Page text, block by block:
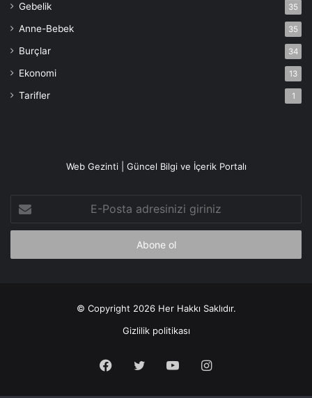
Gebelik 35
Anne-Bebek 35
Burçlar 34
Ekonomi 13
Tarifler 1
Web Gezinti | Güncel Bilgi ve İçerik Portalı
Posta
adresinizi
© Copyright 2026 Her Hakkı Saklıdır.
Gizlilik politikası
Facebook
X YouTubeInstagram